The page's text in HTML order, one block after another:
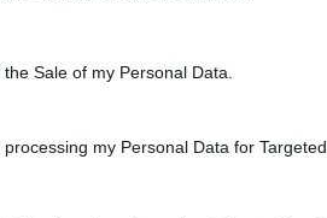
Sale of my Personal Data.
my Personal Data for Targeted
el termini
terrenys